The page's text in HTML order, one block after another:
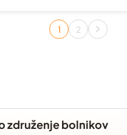
Page
1 Page
2
združenje bolnikov